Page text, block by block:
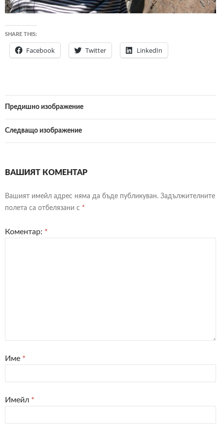
SHARE THIS:
Facebook Twitter LinkedIn
Предишно изображение
Следващо изображение
ВАШИЯТ КОМЕНТАР
Вашият имейл адрес няма да бъде публикуван. Задължителните
полета са отбелязани с *
Коментар: *
Име *
Имейл *